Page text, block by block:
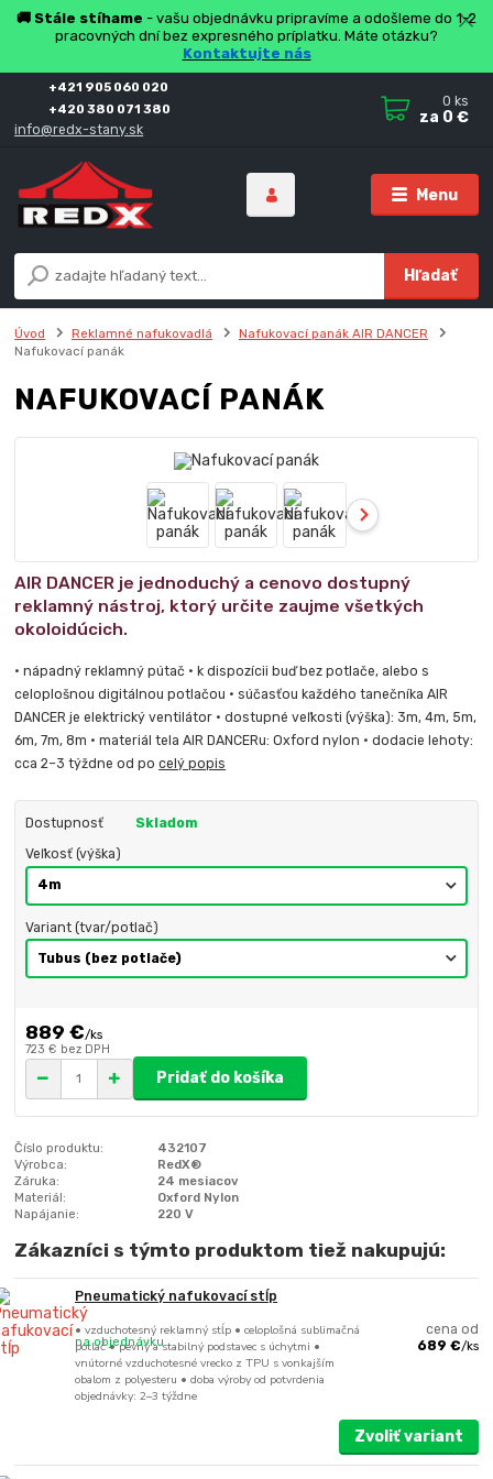
🚚 Stále stíhame - vašu objednávku pripravíme a odošleme do 1-2
pracovných dní bez expresného príplatku. Máte otázku?
Kontaktujte nás
Menu
Hľadať
+421 905 060 020
+420 380 071 380
info@redx-stany.sk
0 ks
za 0 €
Úvod Reklamné nafukovadlá
Nafukovací panák AIR DANCER
Nafukovací panák
NAFUKOVACÍ PANÁK
AIR DANCER je jednoduchý a cenovo dostupný
reklamný nástroj, ktorý určite zaujme všetkých
okoloidúcich.
• nápadný reklamný pútač • k dispozícii buď bez potlače, alebo s
celoplošnou digitálnou potlačou • súčasťou každého tanečníka AIR
DANCER je elektrický ventilátor • dostupné veľkosti (výška): 3m, 4m, 5m,
6m, 7m, 8m • materiál tela AIR DANCERu: Oxford nylon • dodacie lehoty:
cca 2–3 týždne od pocelý popis
Dostupnosť Skladom
Veľkosť (výška)
Variant (tvar/potlač)
889 €/ks
723 € bez DPH
Pridať do košíka
Číslo produktu:
432107
Výrobca:
RedX®
Záruka:
24 mesiacov
Materiál:
Oxford Nylon
Napájanie:
220 V
Zákazníci s týmto produktom tiež nakupujú:
Pneumatický nafukovací stĺp
• vzduchotesný reklamný stĺp • celoplošná sublimačná
potlač • pevný a stabilný podstavec s úchytmi •
vnútorné vzduchotesné vrecko z TPU s vonkajším
obalom z polyesteru • doba výroby od potvrdenia
objednávky: 2–3 týždne
cena od
689 €/ks
na objednávku
Zvoliť variant